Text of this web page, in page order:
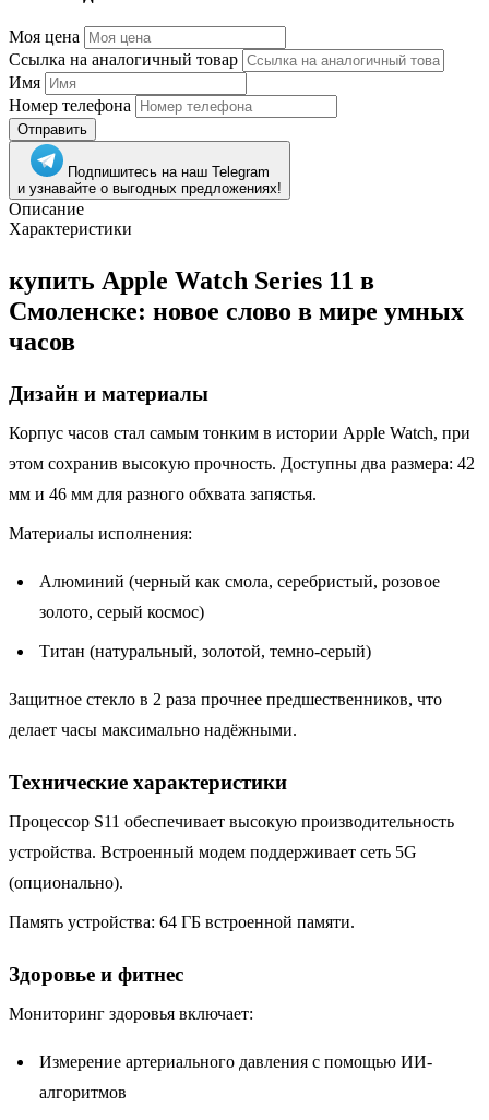
Моя цена
Ссылка на аналогичный товар
Имя
Номер телефона
Отправить
Подпишитесь на наш Telegram
и узнавайте о выгодных предложениях!
Описание
Характеристики
купить Apple Watch Series 11 в
Смоленске: новое слово в мире умных
часов
Дизайн и материалы
Корпус часов стал самым тонким в истории Apple Watch, при
этом сохранив высокую прочность. Доступны два размера: 42
мм и 46 мм для разного обхвата запястья.
Материалы исполнения:
Алюминий (черный как смола, серебристый, розовое
золото, серый космос)
Титан (натуральный, золотой, темно-серый)
Защитное стекло в 2 раза прочнее предшественников, что
делает часы максимально надёжными.
Технические характеристики
Процессор S11 обеспечивает высокую производительность
устройства. Встроенный модем поддерживает сеть 5G
(опционально).
Память устройства: 64 ГБ встроенной памяти.
Здоровье и фитнес
Мониторинг здоровья включает:
Измерение артериального давления с помощью ИИ-
алгоритмов